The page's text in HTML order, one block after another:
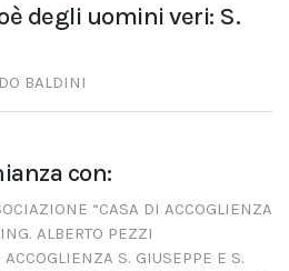
degli uomini veri: S.
BALDINI
con:
“CASA DI ACCOGLIENZA
ALBERTO PEZZI
S. GIUSEPPE E S.